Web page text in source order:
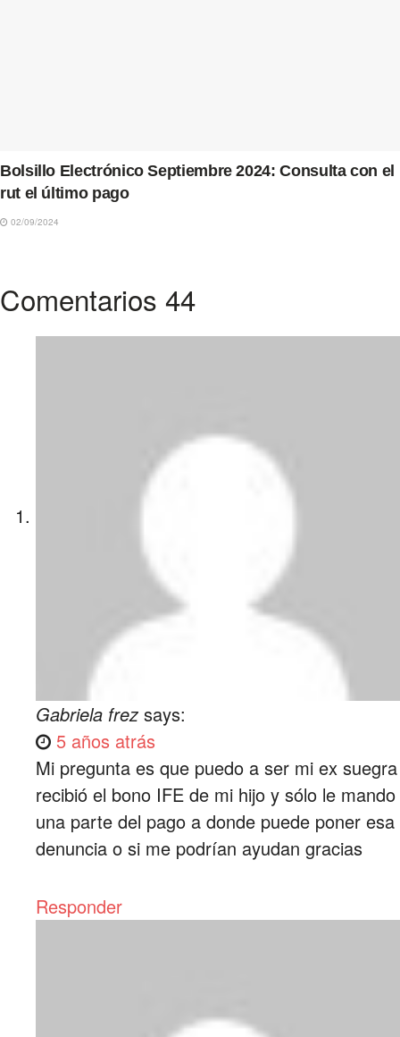
Bolsillo Electrónico Septiembre 2024: Consulta con el
rut el último pago
02/09/2024
Comentarios 44
Gabriela frez says:
5 años atrás
Mi pregunta es que puedo a ser mi ex suegra
recibió el bono IFE de mi hijo y sólo le mando
una parte del pago a donde puede poner esa
denuncia o si me podrían ayudan gracias
Responder